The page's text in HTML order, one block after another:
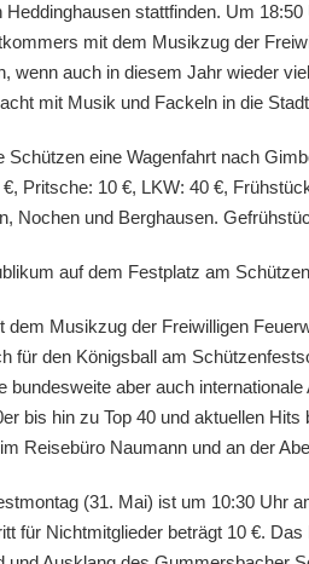
stattfinden. Um
mit dem Musikzug der
wenn auch in diesem Jahr wieder
mit Musik und Fackeln in die
Schützen eine Wagenfahrt nach
Pritsche: 10 €, LKW: 40 €,
Nochen und Berghausen.
auf dem Festplatz am
Musikzug der Freiwilligen
für den Königsball am
bundesweite aber auch
bis hin zu Top 40 und aktuellen
Reisebüro Naumann und an der
(31. Mai) ist um 10:30 Uhr
für Nichtmitglieder beträgt 10 €.